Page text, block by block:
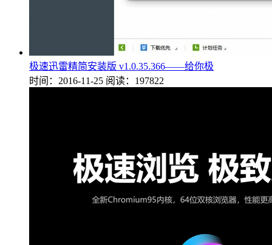
极速迅雷精简安装版 v1.0.35.366——给你极
时间：2016-11-25 阅读：197822